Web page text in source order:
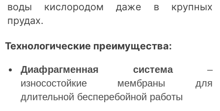
воды кислородом даже в крупных
прудах.
Технологические преимущества:
Диафрагменная система–
износостойкие мембраны для
длительной бесперебойной работы